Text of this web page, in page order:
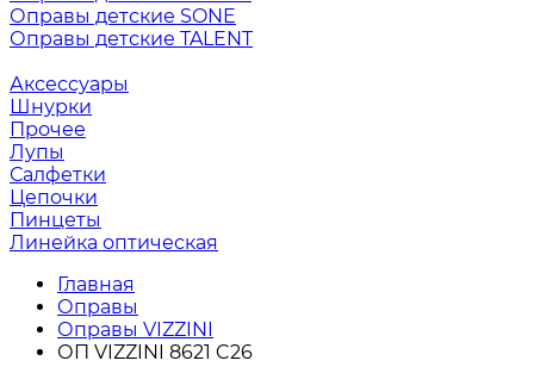
Оправы детские SONE
Оправы детские TALENT
Аксессуары
Шнурки
Прочее
Лупы
Салфетки
Цепочки
Пинцеты
Линейка оптическая
Главная
Оправы
Оправы VIZZINI
ОП VIZZINI 8621 C26